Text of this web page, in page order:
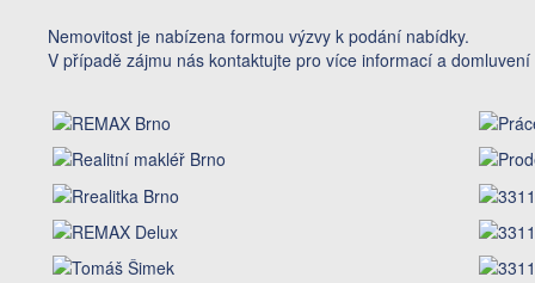
Nemovitost je nabízena formou výzvy k podání nabídky.
V případě zájmu nás kontaktujte pro více informací a